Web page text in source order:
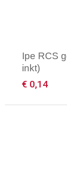
Ipe RCS
inkt)
€ 0,14